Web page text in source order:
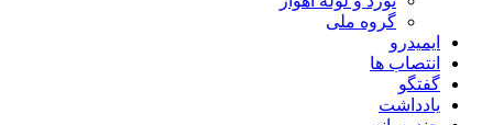
گروه ملی
ایمیدرو
انتصاب ها
گفتگو
یادداشت